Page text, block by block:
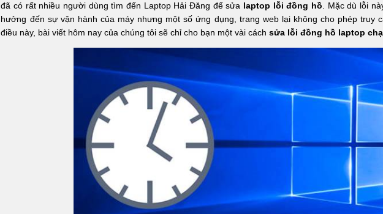
đã có rất nhiều người dùng tìm đến Laptop Hải Đăng để sửa laptop lỗi đồng hồ . Mặc dù lỗi
hưởng đến sự vận hành của máy nhưng một số ứng dụng, trang web lại không cho phép truy
điều này, bài viết hôm nay của chúng tôi sẽ chỉ cho bạn một vài cáchsửa lỗi đồng hồ laptop